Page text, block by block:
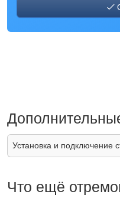
Установка и подключение
Что ещё